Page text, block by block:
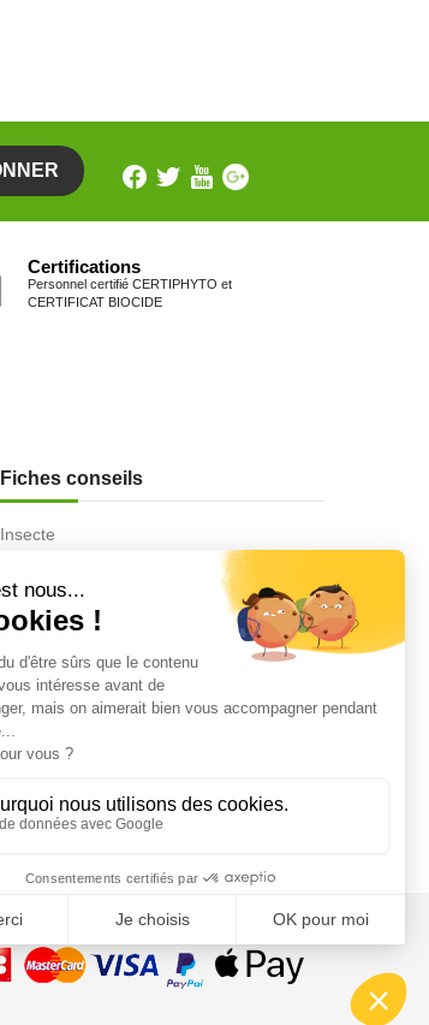
Certifications
Personnel certifié CERTIPHYTO et
CERTIFICAT BIOCIDE
Fiches conseils
Insecte